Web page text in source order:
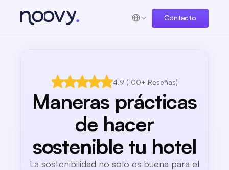
Select Language
Contacto
4.9 (100+ Reseñas)
Maneras prácticas
de hacer
sostenible tu hotel
La sostenibilidad no solo es buena para el